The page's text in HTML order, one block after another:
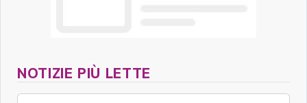
NOTIZIE PIÙ LETTE